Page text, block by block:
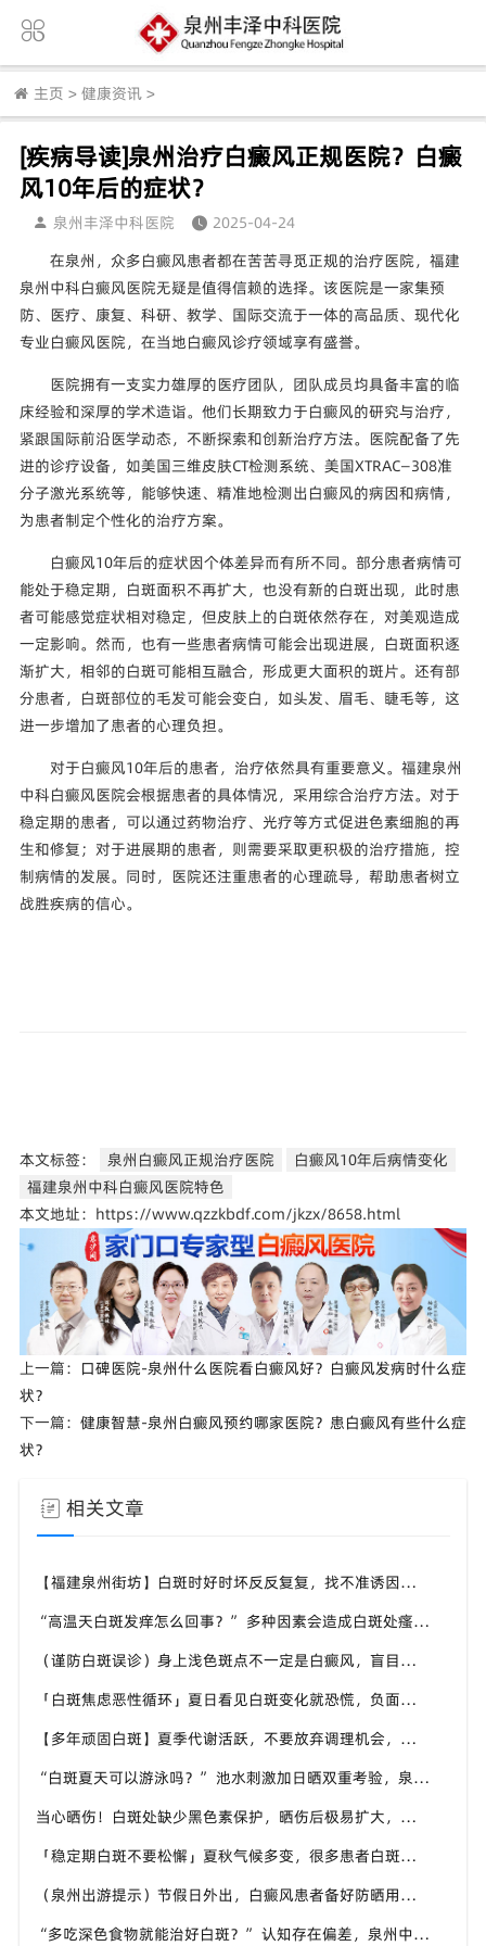
主页 > 健康资讯 >
[疾病导读]泉州治疗白癜风正规医院？白癜
风10年后的症状？
泉州丰泽中科医院
2025-04-24
在泉州，众多白癜风患者都在苦苦寻觅正规的治疗医院，福建
泉州中科白癜风医院无疑是值得信赖的选择。该医院是一家集预
防、医疗、康复、科研、教学、国际交流于一体的高品质、现代化
专业白癜风医院，在当地白癜风诊疗领域享有盛誉。
医院拥有一支实力雄厚的医疗团队，团队成员均具备丰富的临
床经验和深厚的学术造诣。他们长期致力于白癜风的研究与治疗，
紧跟国际前沿医学动态，不断探索和创新治疗方法。医院配备了先
进的诊疗设备，如美国三维皮肤CT检测系统、美国XTRAC—308准
分子激光系统等，能够快速、精准地检测出白癜风的病因和病情，
为患者制定个性化的治疗方案。
白癜风10年后的症状因个体差异而有所不同。部分患者病情可
能处于稳定期，白斑面积不再扩大，也没有新的白斑出现，此时患
者可能感觉症状相对稳定，但皮肤上的白斑依然存在，对美观造成
一定影响。然而，也有一些患者病情可能会出现进展，白斑面积逐
渐扩大，相邻的白斑可能相互融合，形成更大面积的斑片。还有部
分患者，白斑部位的毛发可能会变白，如头发、眉毛、睫毛等，这
进一步增加了患者的心理负担。
对于白癜风10年后的患者，治疗依然具有重要意义。福建泉州
中科白癜风医院会根据患者的具体情况，采用综合治疗方法。对于
稳定期的患者，可以通过药物治疗、光疗等方式促进色素细胞的再
生和修复；对于进展期的患者，则需要采取更积极的治疗措施，控
制病情的发展。同时，医院还注重患者的心理疏导，帮助患者树立
战胜疾病的信心。
本文标签： 泉州白癜风正规治疗医院
白癜风10年后病情变化
福建泉州中科白癜风医院特色
本文地址：https://www.qzzkbdf.com/jkzx/8658.html
上一篇： 口碑医院-泉州什么医院看白癜风好？白癜风发病时什么症
状？
下一篇： 健康智慧-泉州白癜风预约哪家医院？患白癜风有些什么症
状？
相关文章
【福建泉州街坊】白斑时好时坏反反复复，找不准诱因，泉州中科白癜风医院帮梳理夏季白斑波动各类诱因
“高温天白斑发痒怎么回事？” 多种因素会造成白斑处瘙痒，泉州中科白癜风医院讲解白斑发痒的处理方式
（谨防白斑误诊）身上浅色斑点不一定是白癜风，盲目用药危害皮肤，泉州中科白癜风医院建议先明确白斑类型
「白斑焦虑恶性循环」夏日看见白斑变化就恐慌，负面情绪反加重病情，泉州中科白癜风医院呼吁放平心态应对
【多年顽固白斑】夏季代谢活跃，不要放弃调理机会，泉州中科白癜风医院建议结合自身情况定制改善思路
“白斑夏天可以游泳吗？” 池水刺激加日晒双重考验，泉州中科白癜风医院告知白癜风人群游泳防护要点
当心晒伤！白斑处缺少黑色素保护，晒伤后极易扩大，泉州中科白癜风医院教白癜风患者科学抵御日晒
「稳定期白斑不要松懈」夏秋气候多变，很多患者白斑再度活跃，泉州中科白癜风医院定期复查很重要
（泉州出游提示）节假日外出，白癜风患者备好防晒用品，泉州中科白癜风医院避开白斑扩散各类诱因
“多吃深色食物就能治好白斑？” 认知存在偏差，泉州中科白癜风医院科普白癜风营养补充正确方式